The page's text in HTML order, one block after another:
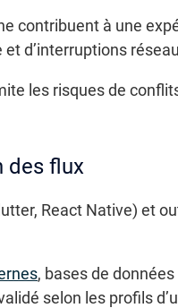
contribuent à une
d’interruptions
les risques de
des flux
React Native) et
, bases de
selon les profils